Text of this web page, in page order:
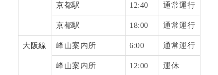
京都駅 12:40 通常運行
京都駅 18:00 通常運行
大阪線 峰山案内所 6:00 通常運行
峰山案内所 12:00 運休